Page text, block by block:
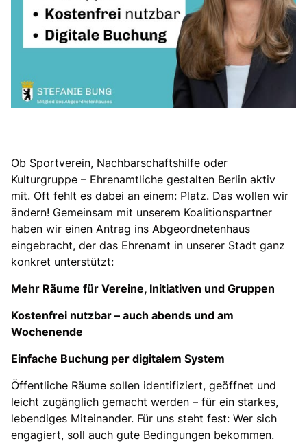
Ob Sportverein, Nachbarschaftshilfe oder
Kulturgruppe – Ehrenamtliche gestalten Berlin aktiv
mit. Oft fehlt es dabei an einem: Platz. Das wollen wir
ändern! Gemeinsam mit unserem Koalitionspartner
haben wir einen Antrag ins Abgeordnetenhaus
eingebracht, der das Ehrenamt in unserer Stadt ganz
konkret unterstützt:
Mehr Räume für Vereine, Initiativen und Gruppen
Kostenfrei nutzbar – auch abends und am
Wochenende
Einfache Buchung per digitalem System
Öffentliche Räume sollen identifiziert, geöffnet und
leicht zugänglich gemacht werden – für ein starkes,
lebendiges Miteinander. Für uns steht fest: Wer sich
engagiert, soll auch gute Bedingungen bekommen.